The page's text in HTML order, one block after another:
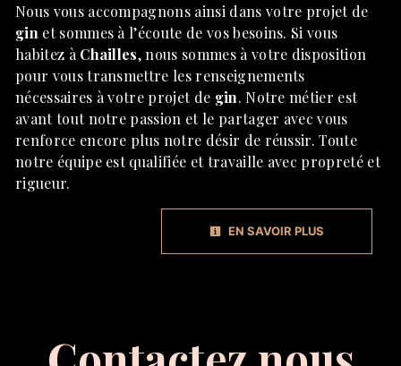
Nous vous accompagnons ainsi dans votre projet de
gin et sommes à l’écoute de vos besoins. Si vous
habitez à Chailles, nous sommes à votre disposition
pour vous transmettre les renseignements
nécessaires à votre projet de gin. Notre métier est
avant tout notre passion et le partager avec vous
renforce encore plus notre désir de réussir. Toute
notre équipe est qualifiée et travaille avec propreté et
rigueur.
EN SAVOIR PLUS